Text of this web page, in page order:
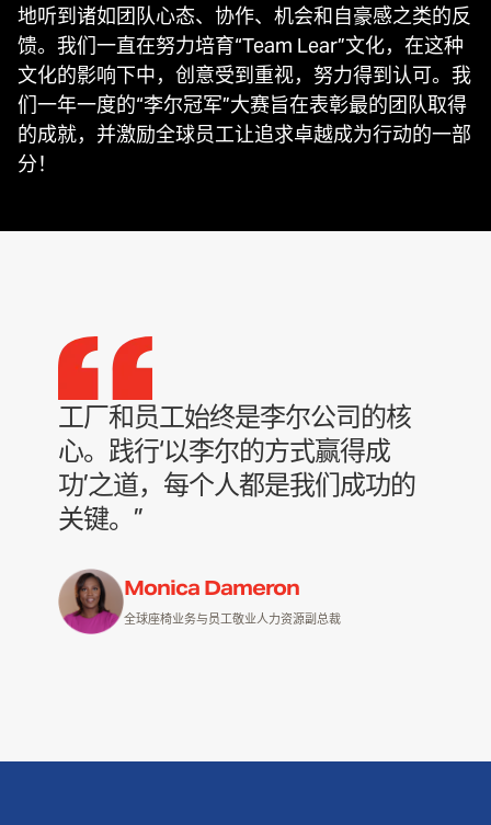
地听到诸如团队心态、协作、机会和自豪感之类的反
馈。我们一直在努力培育“Team Lear”文化，在这种
文化的影响下中，创意受到重视，努力得到认可。我
们一年一度的“李尔冠军”大赛旨在表彰最的团队取得
的成就，并激励全球员工让追求卓越成为行动的一部
分！
工厂和员工始终是李尔公司的核
心。践行‘以李尔的方式赢得成
功’之道，每个人都是我们成功的
关键。”
Monica Dameron
全球座椅业务与员工敬业人力资源副总裁